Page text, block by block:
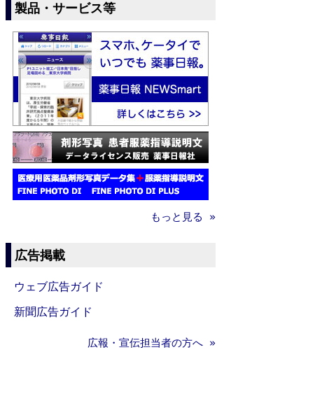
製品・サービス等
もっと見る »
広告掲載
ウェブ広告ガイド
新聞広告ガイド
広報・宣伝担当者の方へ »